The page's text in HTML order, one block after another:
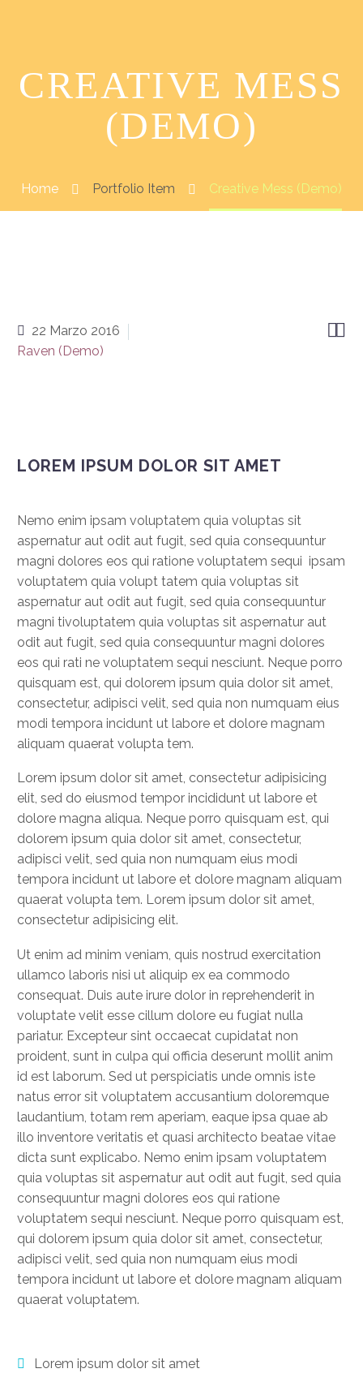
CREATIVE MESS
(DEMO)
Home Portfolio Item Creative Mess (Demo)

22 Marzo 2016
Raven (Demo)
LOREM IPSUM DOLOR SIT AMET
Nemo enim ipsam voluptatem quia voluptas sit
aspernatur aut odit aut fugit, sed quia consequuntur
magni dolores eos qui ratione voluptatem sequi ipsam
voluptatem quia volupt tatem quia voluptas sit
aspernatur aut odit aut fugit, sed quia consequuntur
magni tivoluptatem quia voluptas sit aspernatur aut
odit aut fugit, sed quia consequuntur magni dolores
eos qui rati ne voluptatem sequi nesciunt. Neque porro
quisquam est, qui dolorem ipsum quia dolor sit amet,
consectetur, adipisci velit, sed quia non numquam eius
modi tempora incidunt ut labore et dolore magnam
aliquam quaerat volupta tem.
Lorem ipsum dolor sit amet, consectetur adipisicing
elit, sed do eiusmod tempor incididunt ut labore et
dolore magna aliqua. Neque porro quisquam est, qui
dolorem ipsum quia dolor sit amet, consectetur,
adipisci velit, sed quia non numquam eius modi
tempora incidunt ut labore et dolore magnam aliquam
quaerat volupta tem. Lorem ipsum dolor sit amet,
consectetur adipisicing elit.
Ut enim ad minim veniam, quis nostrud exercitation
ullamco laboris nisi ut aliquip ex ea commodo
consequat. Duis aute irure dolor in reprehenderit in
voluptate velit esse cillum dolore eu fugiat nulla
pariatur. Excepteur sint occaecat cupidatat non
proident, sunt in culpa qui officia deserunt mollit anim
id est laborum. Sed ut perspiciatis unde omnis iste
natus error sit voluptatem accusantium doloremque
laudantium, totam rem aperiam, eaque ipsa quae ab
illo inventore veritatis et quasi architecto beatae vitae
dicta sunt explicabo. Nemo enim ipsam voluptatem
quia voluptas sit aspernatur aut odit aut fugit, sed quia
consequuntur magni dolores eos qui ratione
voluptatem sequi nesciunt. Neque porro quisquam est,
qui dolorem ipsum quia dolor sit amet, consectetur,
adipisci velit, sed quia non numquam eius modi
tempora incidunt ut labore et dolore magnam aliquam
quaerat voluptatem.
Lorem ipsum dolor sit amet